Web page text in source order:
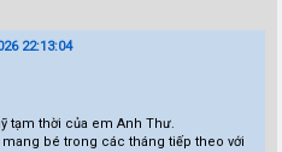
22:13:04
tạm thời của em Anh Thư.
bé trong các tháng tiếp theo với